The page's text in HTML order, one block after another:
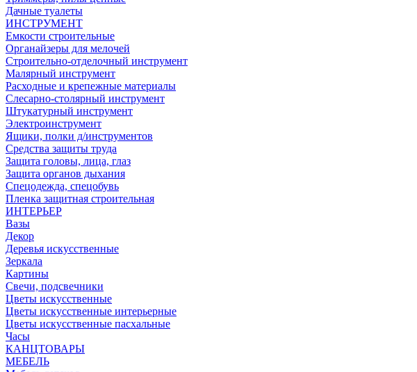
Дачные туалеты
ИНСТРУМЕНТ
Емкости строительные
Органайзеры для мелочей
Строительно-отделочный инструмент
Малярный инструмент
Расходные и крепежные материалы
Слесарно-столярный инструмент
Штукатурный инструмент
Электроинструмент
Ящики, полки д/инструментов
Средства защиты труда
Защита головы, лица, глаз
Защита органов дыхания
Спецодежда, спецобувь
Пленка защитная строительная
ИНТЕРЬЕР
Вазы
Декор
Деревья искусственные
Зеркала
Картины
Свечи, подсвечники
Цветы искусственные
Цветы искусственные интерьерные
Цветы искусственные пасхальные
Часы
КАНЦТОВАРЫ
МЕБЕЛЬ